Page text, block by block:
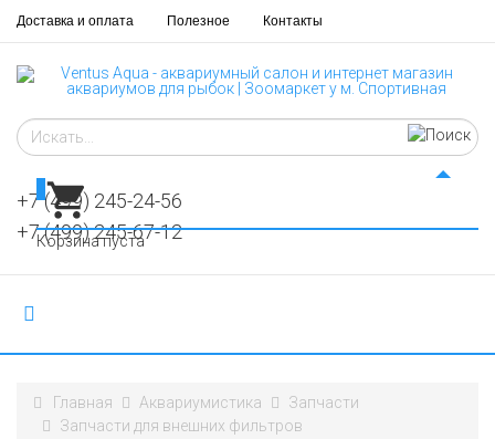
Доставка и оплата Полезное Контакты
+7 (499) 245-24-56
+7 (499) 245-67-12
Корзина пуста
Главная Аквариумистика
Запчасти
Запчасти для внешних фильтров